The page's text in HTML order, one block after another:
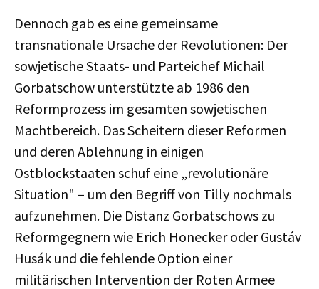
Dennoch gab es eine gemeinsame
transnationale Ursache der Revolutionen: Der
sowjetische Staats- und Parteichef Michail
Gorbatschow unterstützte ab 1986 den
Reformprozess im gesamten sowjetischen
Machtbereich. Das Scheitern dieser Reformen
und deren Ablehnung in einigen
Ostblockstaaten schuf eine „revolutionäre
Situation" – um den Begriff von Tilly nochmals
aufzunehmen. Die Distanz Gorbatschows zu
Reformgegnern wie Erich Honecker oder Gustáv
Husák und die fehlende Option einer
militärischen Intervention der Roten Armee